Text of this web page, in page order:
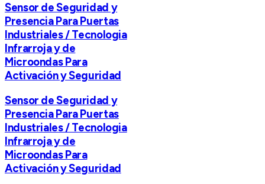
Sensor de Seguridad y
Presencia Para Puertas
Industriales / Tecnologia
Infrarroja y de
Microondas Para
Activación y Seguridad
Sensor de Seguridad y
Presencia Para Puertas
Industriales / Tecnologia
Infrarroja y de
Microondas Para
Activación y Seguridad